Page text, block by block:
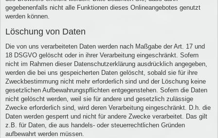
gegebenenfalls nicht alle Funktionen dieses Onlineangebotes genutzt
werden können.
Löschung von Daten
Die von uns verarbeiteten Daten werden nach Maßgabe der Art. 17 und
18 DSGVO gelöscht oder in ihrer Verarbeitung eingeschränkt. Sofern
nicht im Rahmen dieser Datenschutzerklärung ausdrücklich angegeben,
werden die bei uns gespeicherten Daten gelöscht, sobald sie für ihre
Zweckbestimmung nicht mehr erforderlich sind und der Löschung keine
gesetzlichen Aufbewahrungspflichten entgegenstehen. Sofern die Daten
nicht gelöscht werden, weil sie für andere und gesetzlich zulässige
Zwecke erforderlich sind, wird deren Verarbeitung eingeschränkt. D.h. die
Daten werden gesperrt und nicht für andere Zwecke verarbeitet. Das gilt
z.B. für Daten, die aus handels- oder steuerrechtlichen Gründen
aufbewahrt werden müssen.